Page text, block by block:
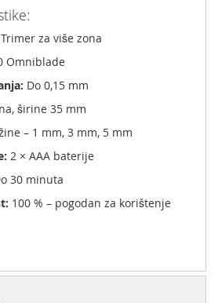
Trimer za više zona
Omniblade
Do 0,15 mm
širine 35 mm
– 1 mm, 3 mm, 5 mm
2 × AAA baterije
30 minuta
100 % – pogodan za korištenje
lako čišćenje